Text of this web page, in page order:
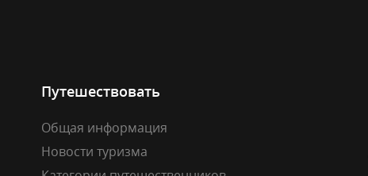
Путешествовать
Общая информация
Новости туризма